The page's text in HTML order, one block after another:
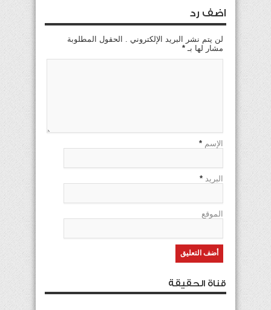
اضف رد
لن يتم نشر البريد الإلكتروني . الحقول المطلوبة
مشار لها بـ *
الإسم *
البريد *
الموقع
قناة الحقيقة